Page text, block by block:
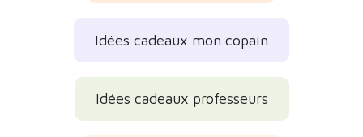
Idées cadeaux mon copain
Idées cadeaux professeurs